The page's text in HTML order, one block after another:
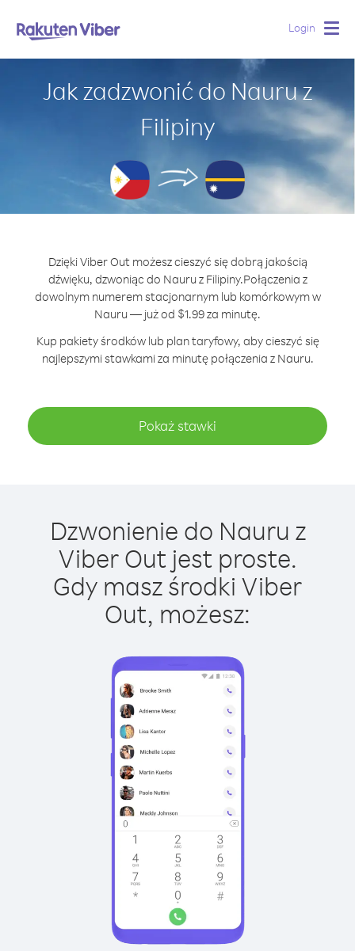
Login
Jak zadzwonić do Nauru z
Filipiny
Dzięki Viber Out możesz cieszyć się dobrą jakością
dźwięku, dzwoniąc do Nauru z Filipiny.Połączenia z
dowolnym numerem stacjonarnym lub komórkowym w
Nauru — już od $1.99 za minutę.
Kup pakiety środków lub plan taryfowy, aby cieszyć się
najlepszymi stawkami za minutę połączenia z Nauru.
Pokaż stawki
Dzwonienie do Nauru z
Viber Out jest proste.
Gdy masz środki Viber
Out, możesz: